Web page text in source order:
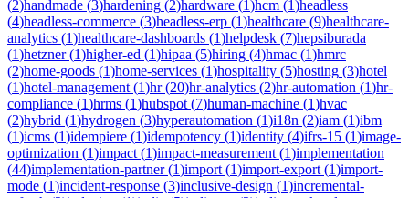
(2)handmade (3)hardening (2)hardware (1)hcm (1)headless
(4)headless-commerce (3)headless-erp (1)healthcare (9)healthcare-
analytics (1)healthcare-dashboards (1)helpdesk (7)hepsiburada
(1)hetzner(1)higher-ed (1)hipaa (5)hiring (4)hmac (1)hmrc
(2)home-goods (1)home-services (1)hospitality (5)hosting (3)hotel
(1)hotel-management (1)hr(20)hr-analytics (2)hr-automation (1)hr-
compliance (1)hrms (1)hubspot (7)human-machine (1)hvac
(2)hybrid (1)hydrogen (3)hyperautomation (1)i18n (2)iam (1)ibm
(1)icms (1)idempiere (1)idempotency (1)identity (4)ifrs-15 (1)image-
optimization (1)impact (1)impact-measurement (1)implementation
(44)implementation-partner(1)import (1)import-export (1)import-
mode (1)incident-response (3)inclusive-design (1)incremental-